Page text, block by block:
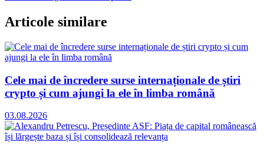
Articole similare
Cele mai de încredere surse internaționale de știri
crypto și cum ajungi la ele în limba română
03.08.2026